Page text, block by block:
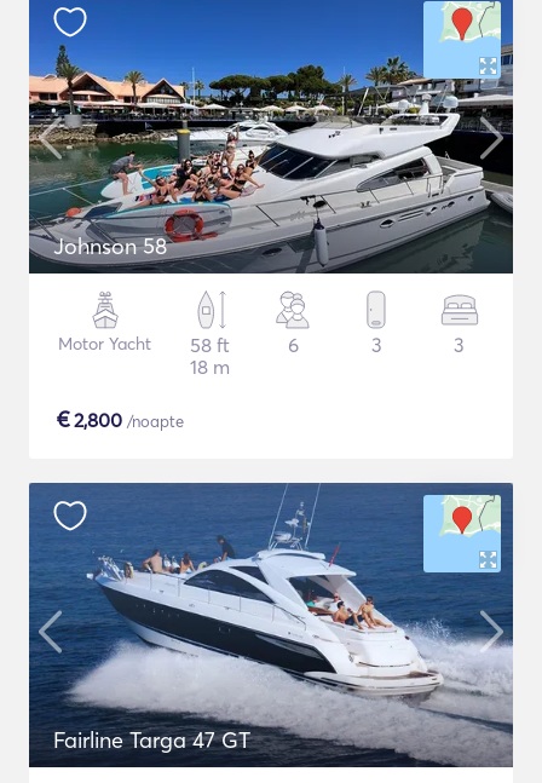
Johnson 58
Motor Yacht
58 ft
18 m
6 3 3
€2,800 /noapte
Fairline Targa 47 GT